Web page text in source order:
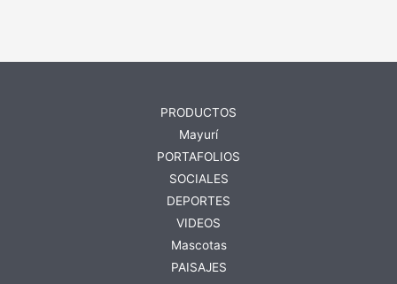
PRODUCTOS
Mayurí
PORTAFOLIOS
SOCIALES
DEPORTES
VIDEOS
Mascotas
PAISAJES